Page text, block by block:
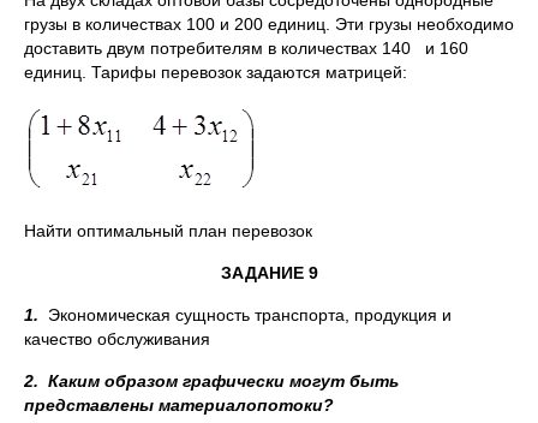
грузы в количествах 100 и 200 единиц. Эти грузы необходимо
доставить двум потребителям в количествах 140 и 160
единиц. Тарифы перевозок задаются матрицей:
Найти оптимальный план перевозок
ЗАДАНИЕ 9
1. Экономическая сущность транспорта, продукция и
качество обслуживания
2. Каким образом графически могут быть
представлены материалопотоки?